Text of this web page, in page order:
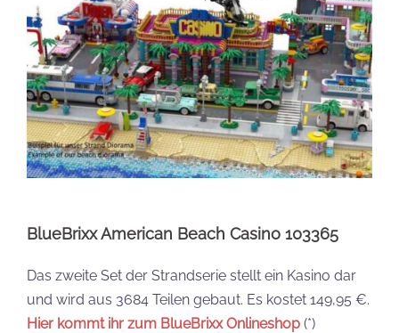
BlueBrixx American Beach Casino 103365
Das zweite Set der Strandserie stellt ein Kasino dar
und wird aus 3684 Teilen gebaut. Es kostet 149,95 €.
Hier kommt ihr zum BlueBrixx Onlineshop (*)